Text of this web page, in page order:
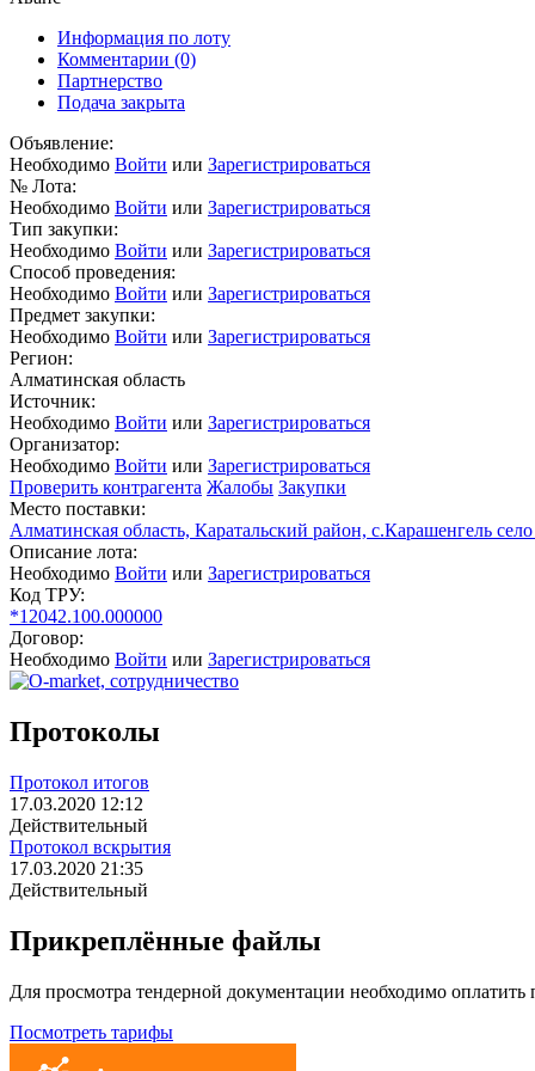
Информация по лоту
Комментарии (0)
Партнерство
Подача закрыта
Объявление:
Необходимо Войти или Зарегистрироваться
№ Лота:
Необходимо Войти или Зарегистрироваться
Тип закупки:
Необходимо Войти или Зарегистрироваться
Способ проведения:
Необходимо Войти или Зарегистрироваться
Предмет закупки:
Необходимо Войти или Зарегистрироваться
Регион:
Алматинская область
Источник:
Необходимо Войти или Зарегистрироваться
Организатор:
Необходимо Войти или Зарегистрироваться
Проверить контрагента Жалобы Закупки
Место поставки:
Алматинская область, Каратальский район, с.Карашенгель
Описание лота:
Необходимо Войти или Зарегистрироваться
Код ТРУ:
*12042.100.000000
Договор:
Необходимо Войти или Зарегистрироваться
Протоколы
Протокол итогов
17.03.2020 12:12
Действительный
Протокол вскрытия
17.03.2020 21:35
Действительный
Прикреплённые файлы
Для просмотра тендерной документации необходимо оплатить
Посмотреть тарифы